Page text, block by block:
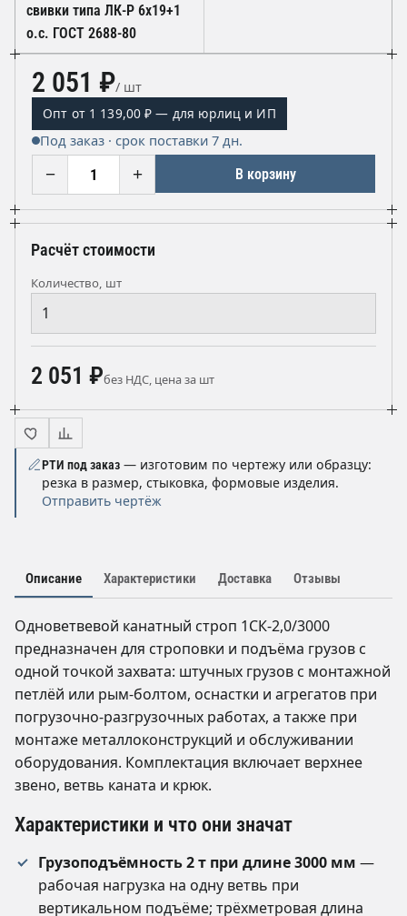
свивки типа ЛК-Р 6х19+1
о.с. ГОСТ 2688-80
2 051 ₽/ шт
Опт от 1 139,00 ₽ — для юрлиц и ИП
Под заказ · срок поставки 7 дн.
− + В корзину
Расчёт стоимости
Количество, шт
2 051 ₽без НДС, цена за шт
РТИ под заказ — изготовим по чертежу или образцу:
резка в размер, стыковка, формовые изделия.
Отправить чертёж
Описание Характеристики Доставка Отзывы
Одноветвевой канатный строп 1СК-2,0/3000
предназначен для строповки и подъёма грузов с
одной точкой захвата: штучных грузов с монтажной
петлёй или рым-болтом, оснастки и агрегатов при
погрузочно-разгрузочных работах, а также при
монтаже металлоконструкций и обслуживании
оборудования. Комплектация включает верхнее
звено, ветвь каната и крюк.
Характеристики и что они значат
Грузоподъёмность 2 т при длине 3000 мм —
рабочая нагрузка на одну ветвь при
вертикальном подъёме; трёхметровая длина